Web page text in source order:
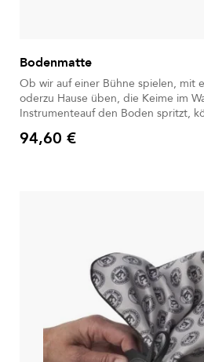
Bodenmatte
Ob wir auf einer Bühne spielen, mit
oderzu Hause üben, die Keime im
Instrumenteauf den Boden spritzt,
Vorsichtsmaßnahmen gegen das
Preis
94,60 €